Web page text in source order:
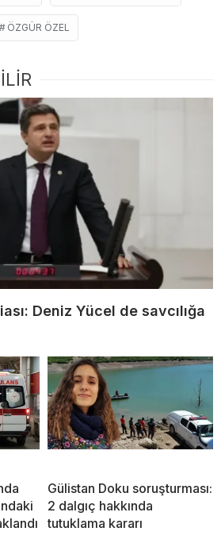
ÖZGÜR ÖZEL
Deniz Yücel de savcılığa
Gülistan Doku soruşturması:
2 dalgıç hakkında
tutuklama kararı